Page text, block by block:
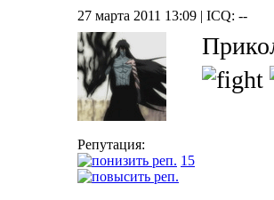
27 марта 2011 13:09 | ICQ: --
Репутация:
15